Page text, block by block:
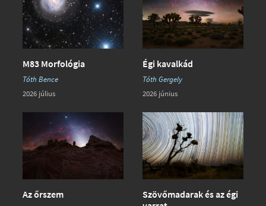
M83 Morfológia
Tóth Bence
2026 július
Égi kavalkád
Tóth Gergely
2026 június
Az őrszem
Szövőmadarak és az égi